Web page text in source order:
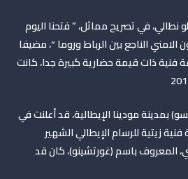
نطالي، في تصريح مماثل، ” فتحنا اليوم
الناجع بين الرباط وروما “، مضيفا
فنية ذات قيمة حضارية كبيرة جدا، كانت
بمدينة مودينا الإيطالية، قد أعلنت في
لوحة فنية زيتية للرسام الإيطالي الشهير
المعروف باسم (غورتشينو)، كان قد